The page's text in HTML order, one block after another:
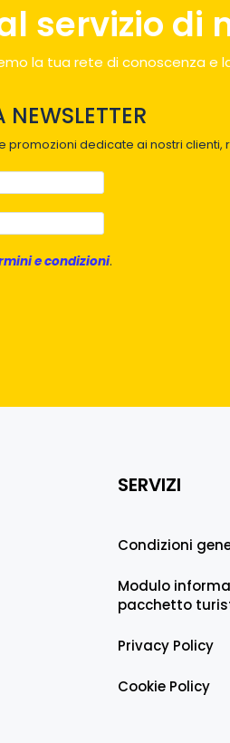
servizio di
la tua rete di conoscenza e
promozioni dedicate ai nostri clienti,
e condizioni.
SERVIZI
Condizioni
Modulo
pacchetto
Privacy Policy
Cookie Policy